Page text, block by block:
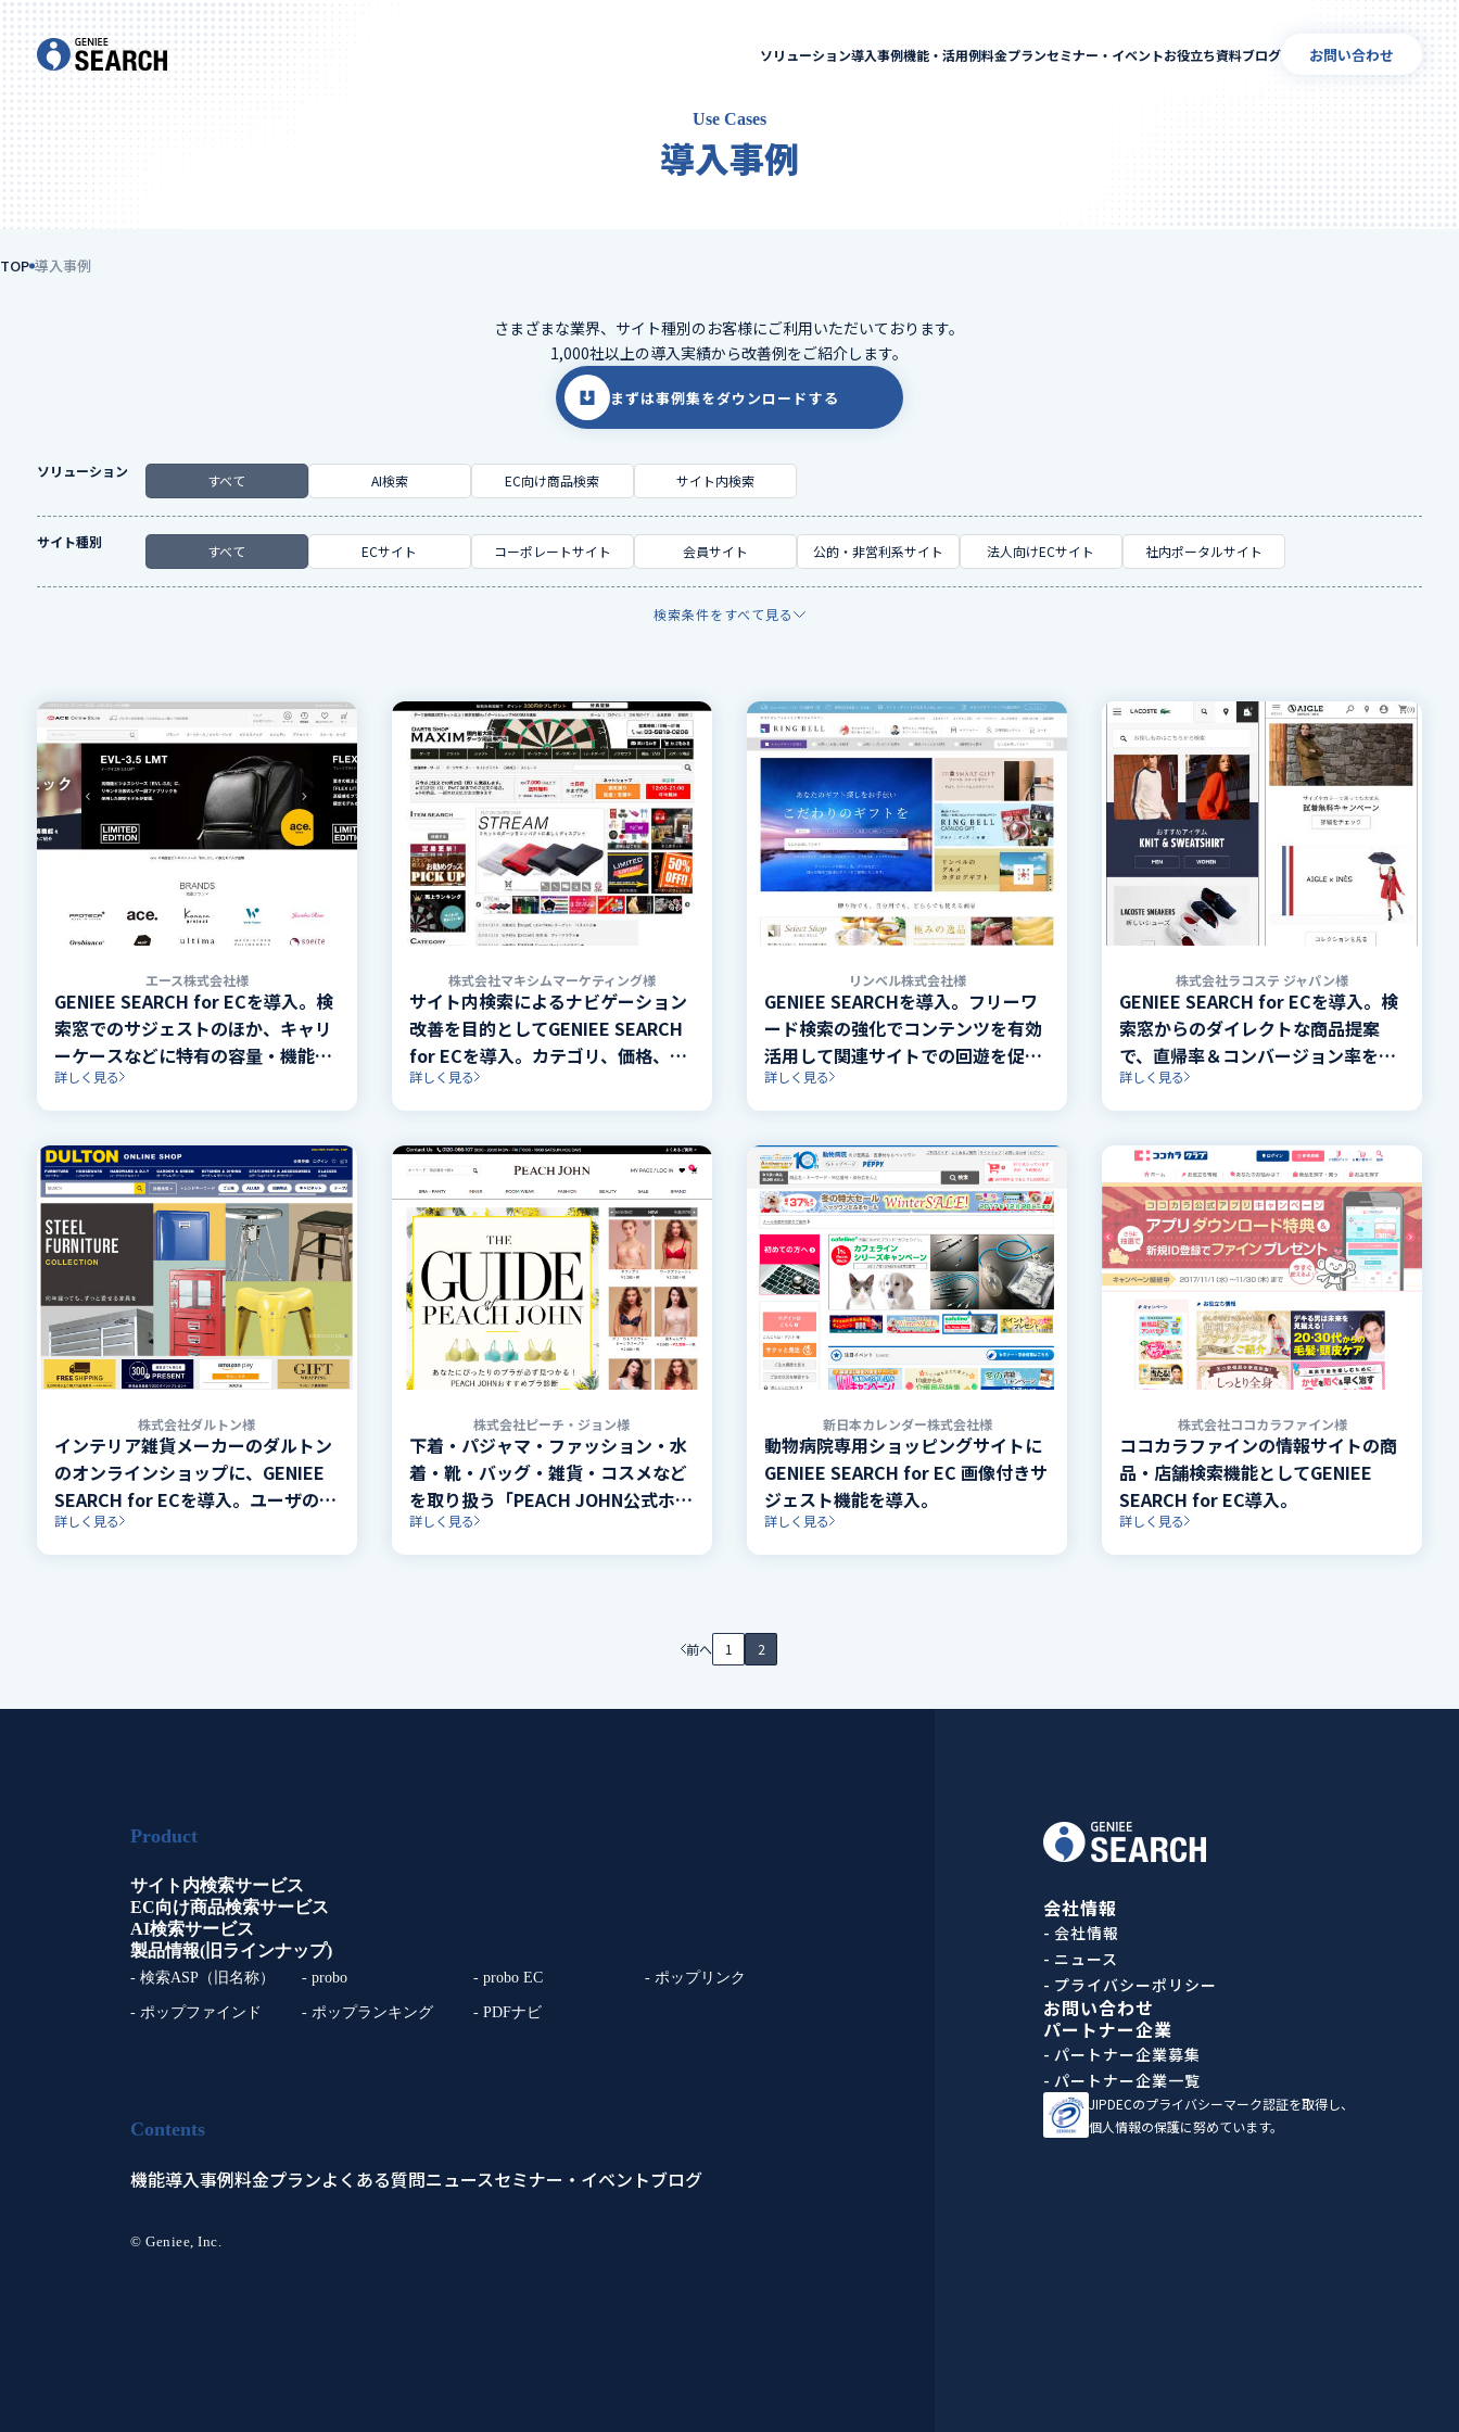
ソリューション導入事例機能・活用例料金プランセミナー・イベントお役立ち資料ブログ お問い合わせ
Use Cases
導入事例
TOP 導入事例
さまざまな業界、サイト種別のお客様にご利用いただいております。
1,000社以上の導入実績から改善例をご紹介します。
まずは事例集をダウンロードする
ソリューション
すべて AI検索 EC向け商品検索 サイト内検索
サイト種別
すべて ECサイト コーポレートサイト 会員サイト 公的・非営利系サイト 法人向けECサイト 社内ポータルサイト
検索条件をすべて見る
エース株式会社様
GENIEE SEARCH for ECを導入。検
索窓でのサジェストのほか、キャリ
ーケースなどに特有の容量・機能な
ど、複数の絞り込み項目に対応した
検索を実装。
詳しく見る
株式会社マキシムマーケティング様
サイト内検索によるナビゲーション
改善を目的としてGENIEE SEARCH
for ECを導入。カテゴリ、価格、タ
イプ、カラーなど豊富な絞り込みを
該当件数の表示付きで実装。
詳しく見る
リンベル株式会社様
GENIEE SEARCHを導入。フリーワ
ード検索の強化でコンテンツを有効
活用して関連サイトでの回遊を促
進。
詳しく見る
株式会社ラコステ ジャパン様
GENIEE SEARCH for ECを導入。検
索窓からのダイレクトな商品提案
で、直帰率＆コンバージョン率を改
善。
詳しく見る
株式会社ダルトン様
インテリア雑貨メーカーのダルトン
のオンラインショップに、GENIEE
SEARCH for ECを導入。ユーザの購
買意思を妨げず快適・的確に商品情
報に繋げるナビゲーションを実現し
詳しく見る
株式会社ピーチ・ジョン様
下着・パジャマ・ファッション・水
着・靴・バッグ・雑貨・コスメなど
を取り扱う「PEACH JOHN公式ホー
ムページ」に、商品画像付き検索ア
シストツールGENIEE SEARCH for
詳しく見る
新日本カレンダー株式会社様
動物病院専用ショッピングサイトに
GENIEE SEARCH for EC 画像付きサ
ジェスト機能を導入。
詳しく見る
株式会社ココカラファイン様
ココカラファインの情報サイトの商
品・店舗検索機能としてGENIEE
SEARCH for EC導入。
詳しく見る
前へ 1 2
Product
サイト内検索サービス
EC向け商品検索サービス
AI検索サービス
製品情報(旧ラインナップ)
- 検索ASP（旧名称） - probo - probo EC - ポップリンク
- ポップファインド - ポップランキング - PDFナビ
Contents
機能導入事例料金プランよくある質問ニュースセミナー・イベントブログ
© Geniee, Inc.
会社情報
- 会社情報
- ニュース
- プライバシーポリシー
お問い合わせ
パートナー企業
- パートナー企業募集
- パートナー企業一覧
JIPDECのプライバシーマーク認証を取得し、
個人情報の保護に努めています。